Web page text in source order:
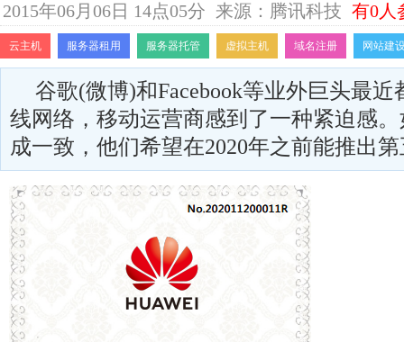
2015年06月06日 14点05分 来源：腾讯科技 有0人
云主机 服务器租用 服务器托管 虚拟主机 域名注册 网站建
谷歌(微博)和Facebook等业外巨头最
线网络，移动运营商感到了一种紧迫感
成一致，他们希望在2020年之前能推出